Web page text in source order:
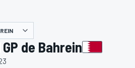
de Bahrein